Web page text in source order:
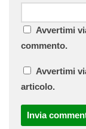
Avvertimi
commento.
Avvertimi
articolo.